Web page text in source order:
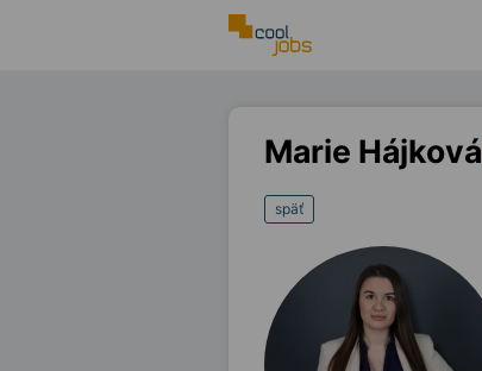
Marie Hájková
späť